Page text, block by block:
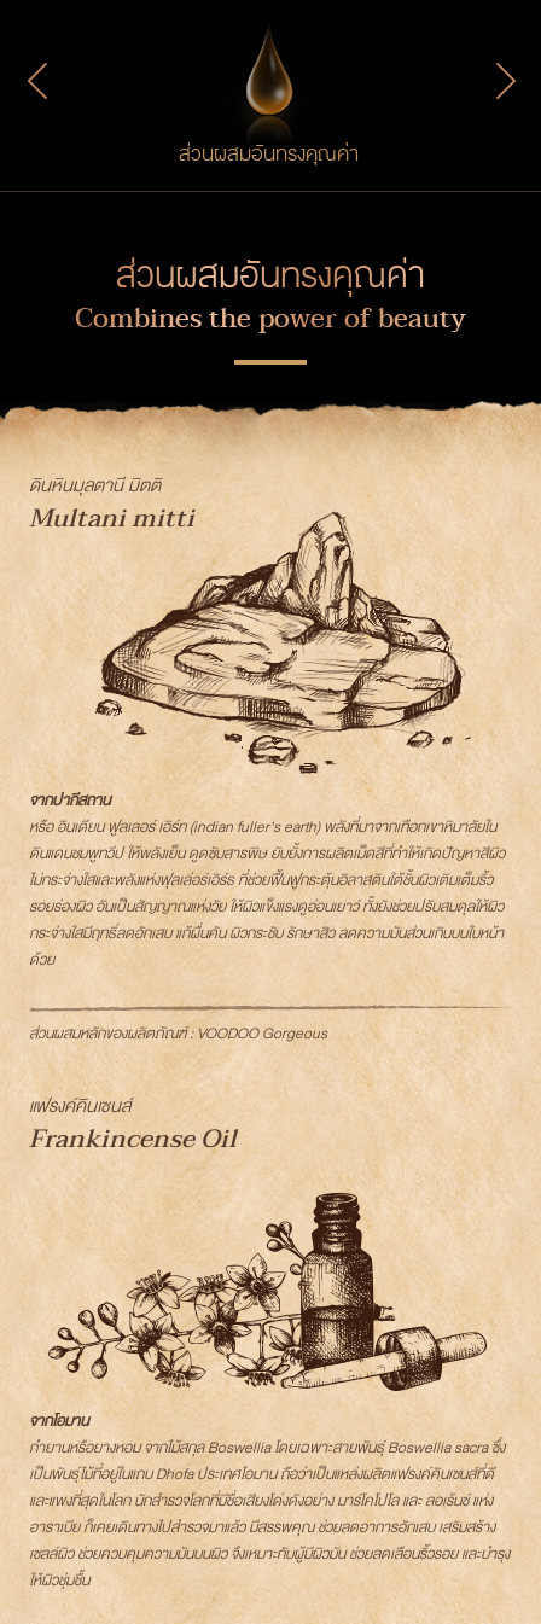
ส่วนผสมอันทรงคุณค่า
ส่วนผสมอันทรงคุณค่า
Combines the power of beauty
ดินหินมุลตานี มิตติ
Multani mitti
จากปากีสถาน
หรือ อินเดียน ฟูลเลอร์ เอิร์ท (indian fuller's earth) พลังที่มาจากเทือกเขาหิมาลัยใน
ดินแดนชมพูทวีป ให้พลังเย็น ดูดซับสารพิษ ยับยั้งการผลิตเม็ดสีที่ทำให้เกิดปัญหาสีผิว
ไม่กระจ่างใสและพลังแห่งฟุลเล่อร์เอิร์ธ ที่ช่วยฟื้นฟูกระตุ้นอิลาสตินใต้ชั้นผิวเติมเต็มริ้ว
รอยร่องผิว อันเป็นสัญญาณแห่งวัย ให้ผิวแข็งแรงดูอ่อนเยาว์ ทั้งยังช่วยปรับสมดุลให้ผิว
กระจ่างใสมีฤทธิ์ลดอักเสบ แก้ผื่นคัน ผิวกระชับ รักษาสิว ลดความมันส่วนเกินบนใบหน้า
ด้วย
ส่วนผสมหลักของผลิตภัณฑ์ : VOODOO Gorgeous
แฟรงค์คินเซนส์
Frankincense Oil
จากโอมาน
กำยานหรือยางหอม จากไม้สกุล Boswellia โดยเฉพาะสายพันธุ์ Boswellia sacra ซึ่ง
เป็นพันธุ์ไม้ที่อยู่ในแถบ Dhofa ประเทศโอมาน ถือว่าเป็นแหล่งผลิตแฟรงค์คินเซนส์ที่ดี
และแพงที่สุดในโลก นักสำรวจโลกที่มีชื่อเสียงโด่งดังอย่าง มาร์โคโปโล และ ลอเร้นซ์ แห่ง
อาราเบีย ก็เคยเดินทางไปสำรวจมาแล้ว มีสรรพคุณ ช่วยลดอาการอักเสบ เสริมสร้าง
เซลล์ผิว ช่วยควบคุมความมันบนผิว จึงเหมาะกับผู้มีผิวมัน ช่วยลดเลือนริ้วรอย และบำรุง
ให้ผิวชุ่มชื้น